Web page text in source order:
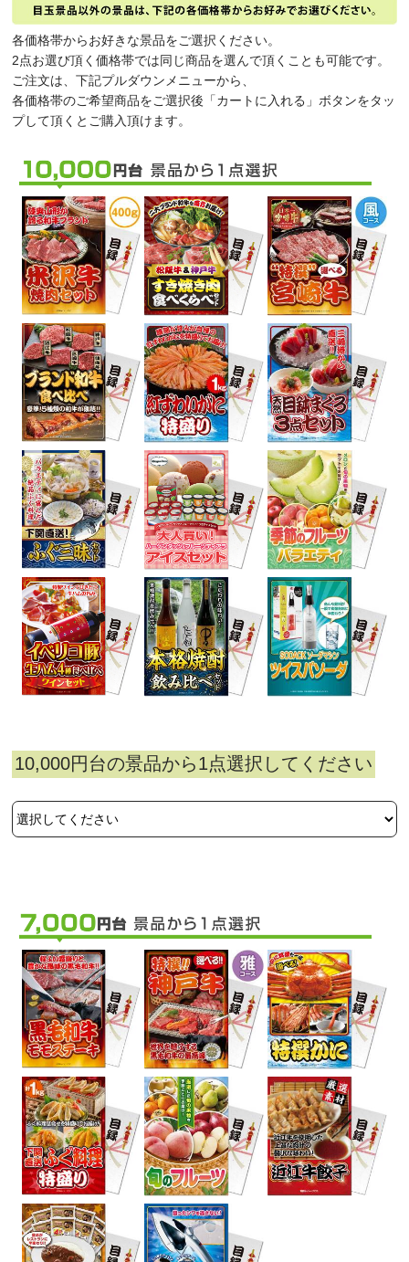
各価格帯からお好きな景品をご選択ください。
2点お選び頂く価格帯では同じ商品を選んで頂くことも可能です。
ご注文は、下記プルダウンメニューから、
各価格帯のご希望商品をご選択後「カートに入れる」ボタンをタッ
プして頂くとご購入頂けます。
10,000円台の景品から1点選択してください